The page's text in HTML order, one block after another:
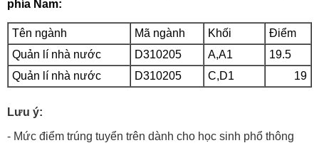
phía Nam:
Tên ngành Mã ngành Khối
Điểm
Quản lí nhà nước
D310205 A,A1
19.5
Quản lí nhà nước
D310205 C,D1 19
Lưu ý:
- Mức điểm trúng tuyển trên dành cho học sinh phổ thông